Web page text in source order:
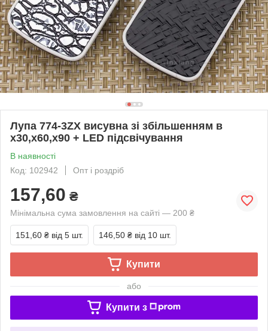
Лупа 774-3ZX висувна зі збільшенням в
х30,х60,х90 + LED підсвічування
В наявності
Код: 102942
Опт і роздріб
157,60 ₴
Мінімальна сума замовлення на сайті — 200 ₴
151,60 ₴ від 5 шт. 146,50 ₴ від 10 шт.
Купити
або
Купити з